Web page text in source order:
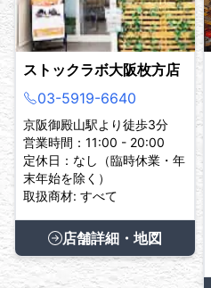
ストックラボ大阪枚方店
03-5919-6640
京阪御殿山駅より徒歩3分
営業時間：11:00 - 20:00
定休日：なし（臨時休業・年
末年始を除く）
取扱商材: すべて
店舗詳細・地図